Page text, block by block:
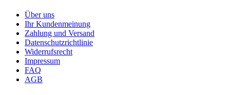
Über uns
Ihr Kundenmeinung
Zahlung und Versand
Datenschutzrichtlinie
Widerrufsrecht
Impressum
FAQ
AGB